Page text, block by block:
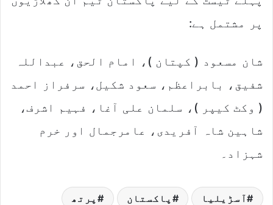
پر مشتمل ہے:
شان مسعود ( کپتان )، امام الحق، عبداللہ
شفیق، بابراعظم، سعود شکیل، سرفراز احمد
( وکٹ کیپر )، سلمان علی آغا، فہیم اشرف،
شاہین شاہ آفریدی، عامرجمال اور خرم
شہزاد۔
آسڑیلیا پاکستان پرتھ